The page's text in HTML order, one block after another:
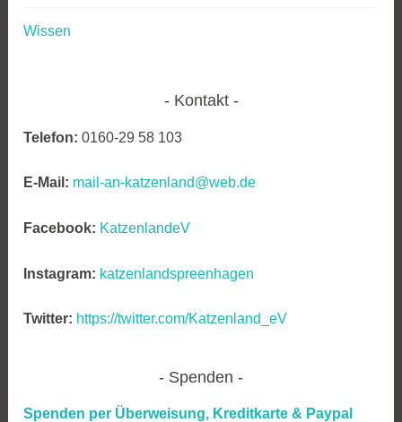
Wissen
Kontakt
Telefon: 0160-29 58 103
E-Mail: mail-an-katzenland@web.de
Facebook: KatzenlandeV
Instagram: katzenlandspreenhagen
Twitter: https://twitter.com/Katzenland_eV
Spenden
Spenden per Überweisung, Kreditkarte & Paypal